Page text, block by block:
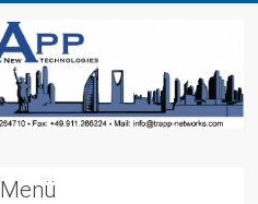
Menü